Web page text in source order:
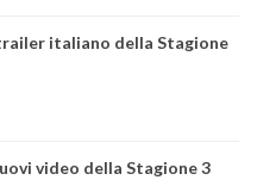
italiano della Stagione
video della Stagione 3